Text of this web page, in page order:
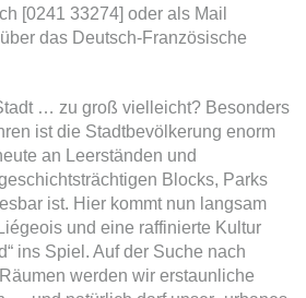
[0241 33274] oder als Mail
das Deutsch-Französische
… zu groß vielleicht? Besonders
ist die Stadtbevölkerung enorm
an Leerständen und
Blocks, Parks
ist. Hier kommt nun langsam
und eine raffinierte Kultur
ins Spiel. Auf der Suche nach
werden wir erstaunliche